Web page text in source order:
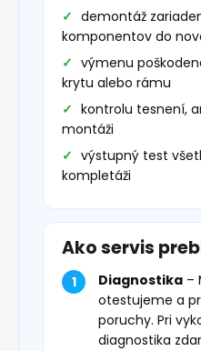
demontáž
komponentov do
výmenu
krytu alebo rámu
kontrolu tesnení,
montáži
výstupný test
kompletáži
Ako servis
Diagnostika –
otestujeme a
poruchy. Pri
diagnostika